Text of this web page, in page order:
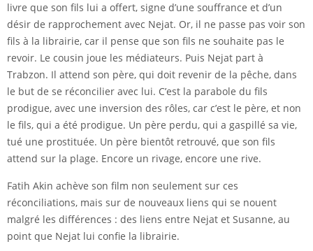
livre que son fils lui a offert, signe d’une souffrance et d’un
désir de rapprochement avec Nejat. Or, il ne passe pas voir son
fils à la librairie, car il pense que son fils ne souhaite pas le
revoir. Le cousin joue les médiateurs. Puis Nejat part à
Trabzon. Il attend son père, qui doit revenir de la pêche, dans
le but de se réconcilier avec lui. C’est la parabole du fils
prodigue, avec une inversion des rôles, car c’est le père, et non
le fils, qui a été prodigue. Un père perdu, qui a gaspillé sa vie,
tué une prostituée. Un père bientôt retrouvé, que son fils
attend sur la plage. Encore un rivage, encore une rive.
Fatih Akin achève son film non seulement sur ces
réconciliations, mais sur de nouveaux liens qui se nouent
malgré les différences : des liens entre Nejat et Susanne, au
point que Nejat lui confie la librairie.